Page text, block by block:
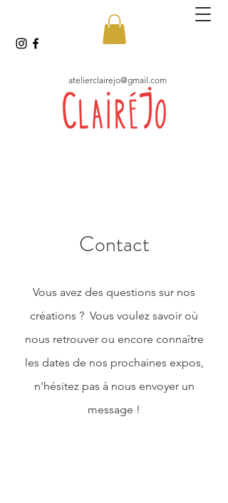
atelierclairejo@gmail.com
Contact
Vous avez des questions sur nos
créations ? Vous voulez savoir où
nous retrouver ou encore connaître
les dates de nos prochaines expos,
n'hésitez pas à nous envoyer un
message !